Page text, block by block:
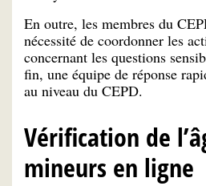
En outre, les membres du
nécessité de coordonner les
concernant les questions
fin, une équipe de réponse
au niveau du CEPD.
Vérification de
mineurs en ligne